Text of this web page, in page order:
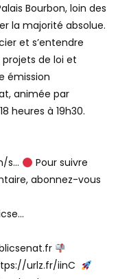
Bourbon, loin des
la majorité absolue.
et s’entendre
de loi et
émission
animée par
heures à 19h30.
s…
Pour suivre
abonnez-vous
urlz.fr/iinC